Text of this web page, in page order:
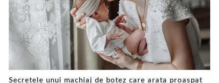
Secretele unui machiaj de botez care arata proaspat